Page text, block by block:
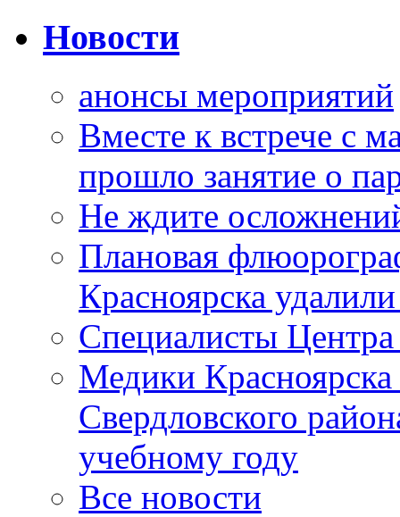
Новости
анонсы мероприятий
Вместе к встрече с
прошло занятие о
Не ждите
Плановая
Красноярска
Специалисты
Медики
Свердловского
учебному году
Все новости